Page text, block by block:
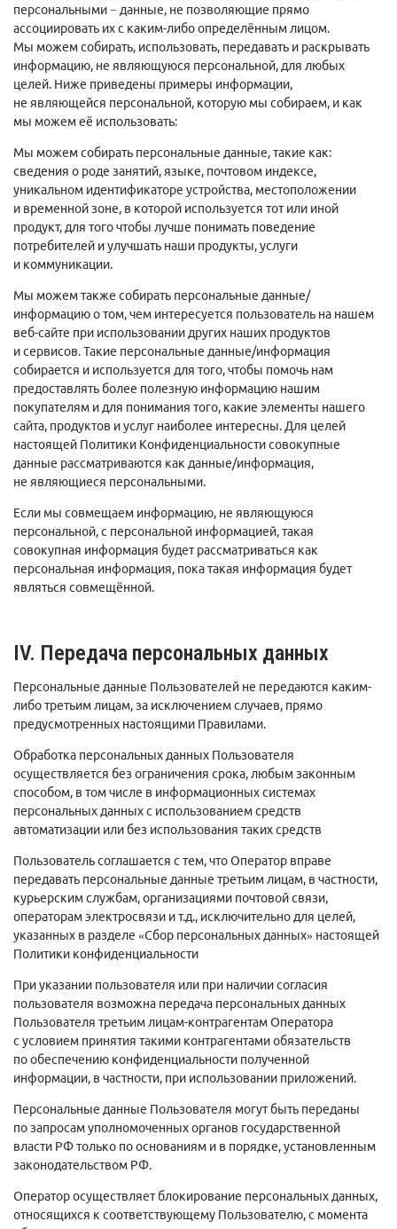
персональными − данные, не позволяющие прямо
ассоциировать их с каким-либо определённым лицом.
Мы можем собирать, использовать, передавать и раскрывать
информацию, не являющуюся персональной, для любых
целей. Ниже приведены примеры информации,
не являющейся персональной, которую мы собираем, и как
мы можем её использовать:
Мы можем собирать персональные данные, такие как:
сведения о роде занятий, языке, почтовом индексе,
уникальном идентификаторе устройства, местоположении
и временной зоне, в которой используется тот или иной
продукт, для того чтобы лучше понимать поведение
потребителей и улучшать наши продукты, услуги
и коммуникации.
Мы можем также собирать персональные данные/
информацию о том, чем интересуется пользователь на нашем
веб-сайте при использовании других наших продуктов
и сервисов. Такие персональные данные/информация
собирается и используется для того, чтобы помочь нам
предоставлять более полезную информацию нашим
покупателям и для понимания того, какие элементы нашего
сайта, продуктов и услуг наиболее интересны. Для целей
настоящей Политики Конфиденциальности совокупные
данные рассматриваются как данные/информация,
не являющиеся персональными.
Если мы совмещаем информацию, не являющуюся
персональной, с персональной информацией, такая
совокупная информация будет рассматриваться как
персональная информация, пока такая информация будет
являться совмещённой.
IV. Передача персональных данных
Персональные данные Пользователей не передаются каким-
либо третьим лицам, за исключением случаев, прямо
предусмотренных настоящими Правилами.
Обработка персональных данных Пользователя
осуществляется без ограничения срока, любым законным
способом, в том числе в информационных системах
персональных данных с использованием средств
автоматизации или без использования таких средств
Пользователь соглашается с тем, что Оператор вправе
передавать персональные данные третьим лицам, в частности,
курьерским службам, организациями почтовой связи,
операторам электросвязи и т.д., исключительно для целей,
указанных в разделе «Сбор персональных данных» настоящей
Политики конфиденциальности
При указании пользователя или при наличии согласия
пользователя возможна передача персональных данных
Пользователя третьим лицам-контрагентам Оператора
с условием принятия такими контрагентами обязательств
по обеспечению конфиденциальности полученной
информации, в частности, при использовании приложений.
Персональные данные Пользователя могут быть переданы
по запросам уполномоченных органов государственной
власти РФ только по основаниям и в порядке, установленным
законодательством РФ.
Оператор осуществляет блокирование персональных данных,
относящихся к соответствующему Пользователю, с момента